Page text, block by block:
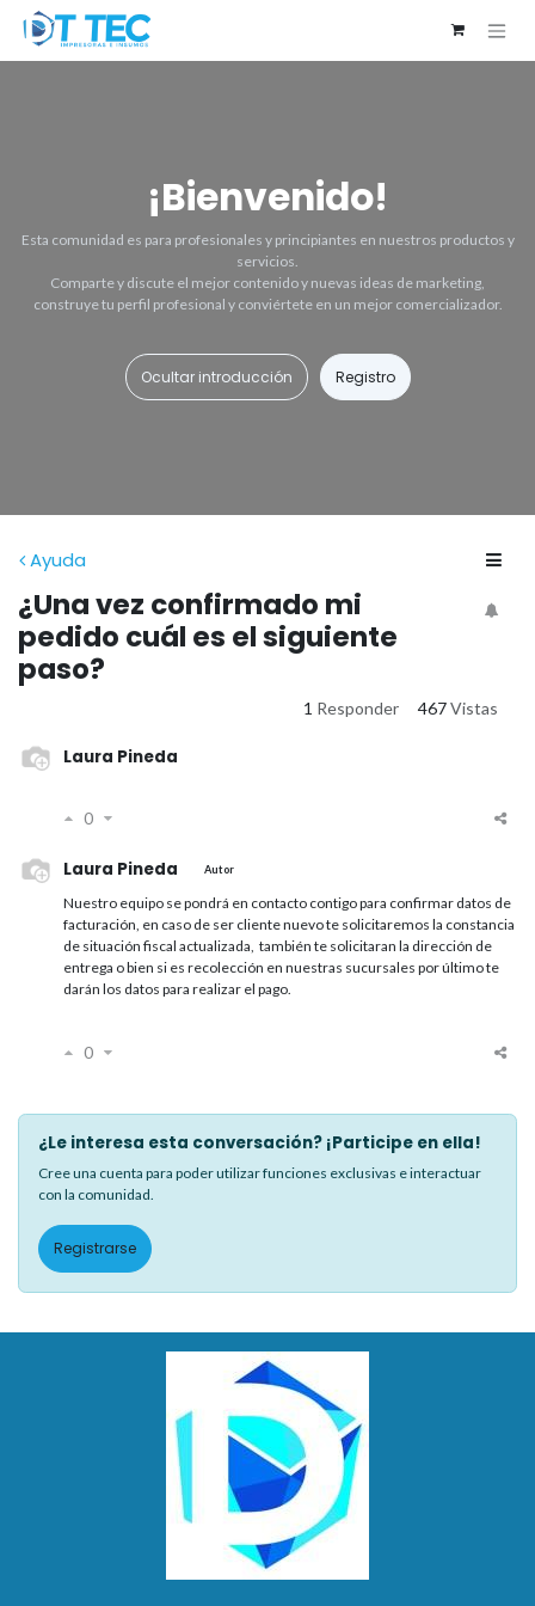
Ir al contenido
¡Bienvenido!
Esta comunidad es para profesionales y principiantes en nuestros productos y
servicios.
Comparte y discute el mejor contenido y nuevas ideas de marketing,
construye tu perfil profesional y conviértete en un mejor comercializador.
Ocultar introducción Registro
Ayuda
¿Una vez confirmado mi
pedido cuál es el siguiente
paso?
1 Responder 467Vistas
Laura Pineda
0
Laura Pineda Autor
Nuestro equipo se pondrá en contacto contigo para confirmar datos de
facturación, en caso de ser cliente nuevo te solicitaremos la constancia
de situación fiscal actualizada, también te solicitaran la dirección de
entrega o bien si es recolección en nuestras sucursales por último te
darán los datos para realizar el pago.
0
¿Le interesa esta conversación? ¡Participe en ella!
Cree una cuenta para poder utilizar funciones exclusivas e interactuar
con la comunidad.
Registrarse